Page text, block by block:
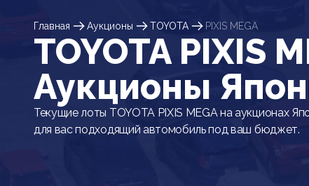
Главная Аукционы TOYOTA PIXIS MEGA
TOYOTA PIXIS
Аукционы
Текущие лоты TOYOTA PIXIS MEGA на аукционах
для вас подходящий автомобиль под ваш бюджет.